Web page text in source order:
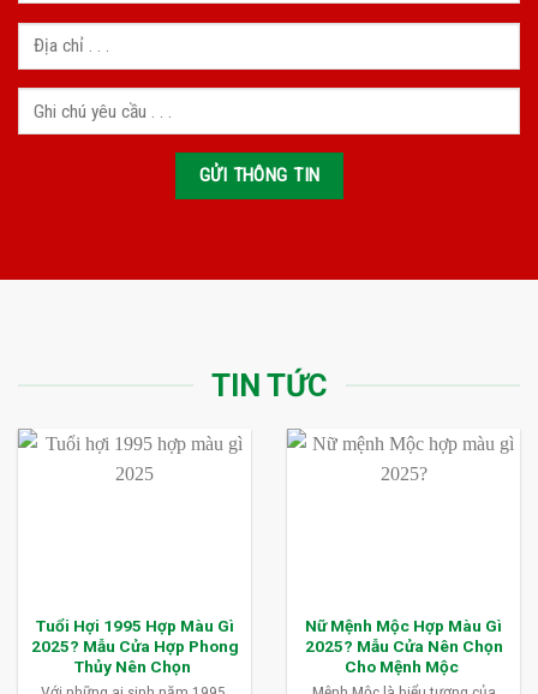
TIN TỨC
Tuổi Hợi 1995 Hợp Màu Gì
2025? Mẫu Cửa Hợp Phong
Thủy Nên Chọn
Nữ Mệnh Mộc Hợp Màu Gì
2025? Mẫu Cửa Nên Chọn
Cho Mệnh Mộc